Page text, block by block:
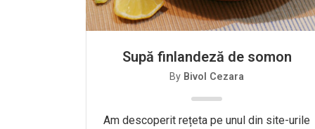
Supă finlandeză de somon
By Bivol Cezara
Am descoperit rețeta pe unul din site-urile